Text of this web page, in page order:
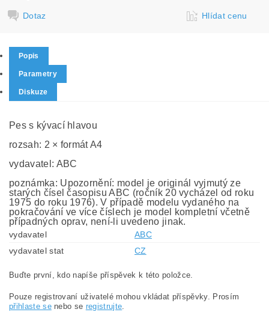
Dotaz Hlídat cenu
Popis
Parametry
Diskuze
Pes s kývací hlavou
rozsah: 2 × formát A4
vydavatel: ABC
poznámka: Upozornění: model je originál vyjmutý ze
starých čísel časopisu ABC (ročník 20 vycházel od roku
1975 do roku 1976). V případě modelu vydaného na
pokračování ve více číslech je model kompletní včetně
případných oprav, není-li uvedeno jinak.
vydavatel
ABC
vydavatel stat
CZ
Buďte první, kdo napíše příspěvek k této položce.
Pouze registrovaní uživatelé mohou vkládat příspěvky. Prosím
přihlaste senebo se registrujte.